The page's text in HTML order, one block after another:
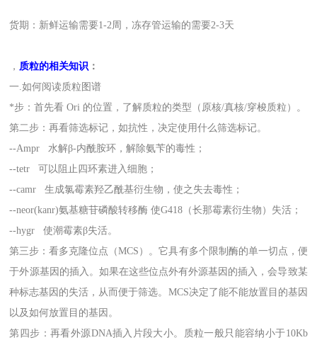
货期：新鲜运输需要1-2周，冻存管运输的需要2-3天
， 质粒的相关知识 ：
一.如何阅读质粒图谱
*步：首先看 Ori 的位置，了解质粒的类型（原核/真核/穿梭质粒）。
第二步：再看筛选标记，如抗性，决定使用什么筛选标记。
--Ampr 水解β-内酰胺环，解除氨苄的毒性；
--tetr 可以阻止四环素进入细胞；
--camr 生成氯霉素羟乙酰基衍生物，使之失去毒性；
--neor(kanr)氨基糖苷磷酸转移酶 使G418（长那霉素衍生物）失活；
--hygr 使潮霉素β失活。
第三步：看多克隆位点（MCS）。它具有多个限制酶的单一切点，便
于外源基因的插入。如果在这些位点外有外源基因的插入，会导致某
种标志基因的失活，从而便于筛选。MCS决定了能不能放置目的基因
以及如何放置目的基因。
第四步：再看外源DNA插入片段大小。质粒一般只能容纳小于10Kb